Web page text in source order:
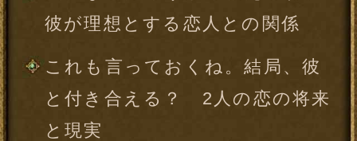
き？ あなたから連絡してもい
今、彼があなたとの関係で解い
ておきたい誤解
直近、2人の気持ちが通じ合い、